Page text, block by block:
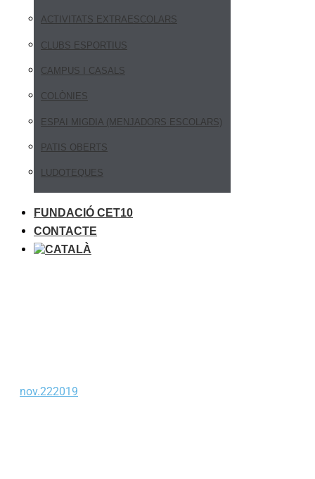
ACTIVITATS EXTRAESCOLARS
CLUBS ESPORTIUS
CAMPUS I CASALS
COLÒNIES
ESPAI MIGDIA (MENJADORS ESCOLARS)
PATIS OBERTS
LUDOTEQUES
FUNDACIÓ CET10
CONTACTE
nov.222019